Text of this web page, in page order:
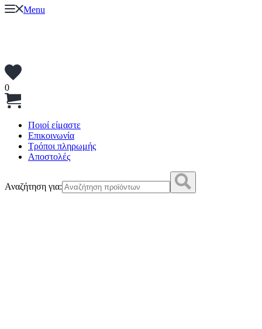
Menu
0
Ποιοί είμαστε
Επικοινωνία
Τρόποι πληρωμής
Αποστολές
Αναζήτηση για: